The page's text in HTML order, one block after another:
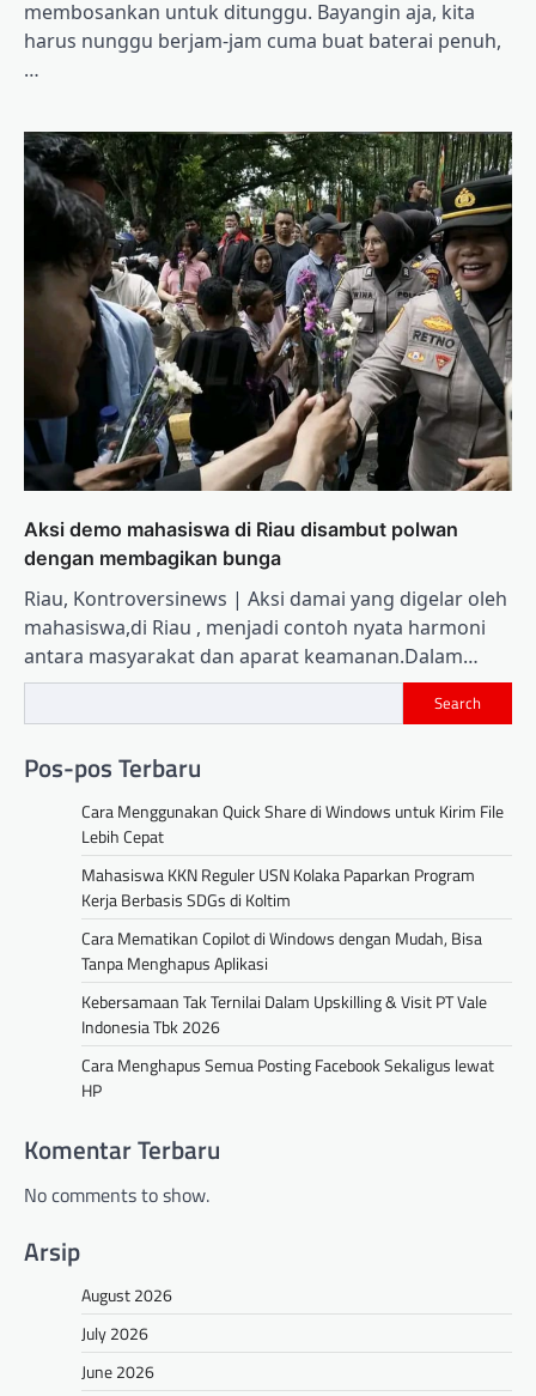
membosankan untuk ditunggu. Bayangin aja, kita
harus nunggu berjam-jam cuma buat baterai penuh,
…
Aksi demo mahasiswa di Riau disambut polwan
dengan membagikan bunga
Riau, Kontroversinews | Aksi damai yang digelar oleh
mahasiswa,di Riau , menjadi contoh nyata harmoni
antara masyarakat dan aparat keamanan.Dalam…
Search
Pos-pos Terbaru
Cara Menggunakan Quick Share di Windows untuk Kirim File
Lebih Cepat
Mahasiswa KKN Reguler USN Kolaka Paparkan Program
Kerja Berbasis SDGs di Koltim
Cara Mematikan Copilot di Windows dengan Mudah, Bisa
Tanpa Menghapus Aplikasi
Kebersamaan Tak Ternilai Dalam Upskilling & Visit PT Vale
Indonesia Tbk 2026
Cara Menghapus Semua Posting Facebook Sekaligus lewat
HP
Komentar Terbaru
No comments to show.
Arsip
August 2026
July 2026
June 2026